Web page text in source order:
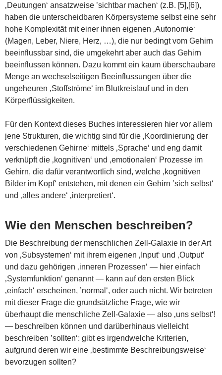
‚Deutungen‘ ansatzweise ’sichtbar machen‘ (z.B. [5],[6]),
haben die unterscheidbaren Körpersysteme selbst eine sehr
hohe Komplexität mit einer ihnen eigenen ‚Autonomie‘
(Magen, Leber, Niere, Herz, …), die nur bedingt vom Gehirn
beeinflussbar sind, die umgekehrt aber auch das Gehirn
beeinflussen können. Dazu kommt ein kaum überschaubare
Menge an wechselseitigen Beeinflussungen über die
ungeheuren ‚Stoffströme‘ im Blutkreislauf und in den
Körperflüssigkeiten.
Für den Kontext dieses Buches interessieren hier vor allem
jene Strukturen, die wichtig sind für die ‚Koordinierung der
verschiedenen Gehirne‘ mittels ‚Sprache‘ und eng damit
verknüpft die ‚kognitiven‘ und ‚emotionalen‘ Prozesse im
Gehirn, die dafür verantwortlich sind, welche ‚kognitiven
Bilder im Kopf‘ entstehen, mit denen ein Gehirn ’sich selbst‘
und ‚alles andere‘ ‚interpretiert‘.
Wie den Menschen beschreiben?
Die Beschreibung der menschlichen Zell-Galaxie in der Art
von ‚Subsystemen‘ mit ihrem eigenen ‚Input‘ und ‚Output‘
und dazu gehörigen ‚inneren Prozessen‘ — hier einfach
‚Systemfunktion‘ genannt — kann auf den ersten Blick
‚einfach‘ erscheinen, ’normal‘, oder auch nicht. Wir betreten
mit dieser Frage die grundsätzliche Frage, wie wir
überhaupt die menschliche Zell-Galaxie — also ‚uns selbst‘!
— beschreiben können und darüberhinaus vielleicht
beschreiben ’sollten‘: gibt es irgendwelche Kriterien,
aufgrund deren wir eine ‚bestimmte Beschreibungsweise‘
bevorzugen sollten?